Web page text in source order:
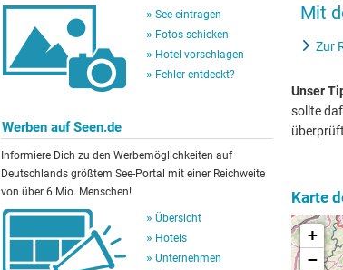
See eintragen
Fotos schicken
Hotel vorschlagen
Fehler entdeckt?
Werben auf Seen.de
Informiere Dich zu den Werbemöglichkeiten auf
Deutschlands größtem See-Portal mit einer Reichweite
von über 6 Mio. Menschen!
Übersicht
Hotels
Unternehmen
Mit
Zur
Unser
sollte
Karte
+
−